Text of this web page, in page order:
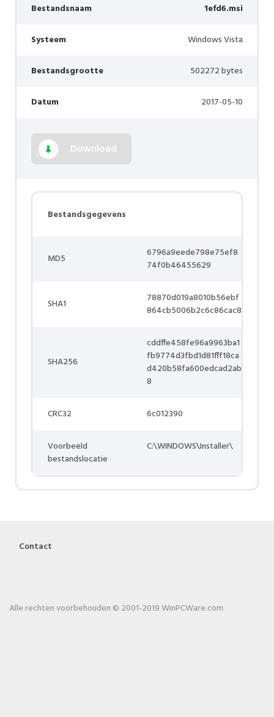
Bestandsnaam 1efd6.msi
Systeem Windows Vista
Bestandsgrootte 502272 bytes
Datum 2017-05-10
Download
Bestandsgegevens
MD5
6796a9eede798e75ef8
74f0b46455629
SHA1
78870d019a8010b56ebf
864cb5006b2c6c86cac8
SHA256
cddffe458fe96a9963ba1
fb9774d3fbd1d81fff18ca
d420b58fa600edcad2ab
8
CRC32 6c012390
Voorbeeld
bestandslocatie
C:\WINDOWS\Installer\
Contact
Alle rechten voorbehouden © 2001-2019 WinPCWare.com